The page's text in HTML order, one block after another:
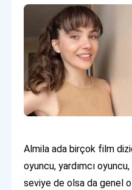
Almila ada birçok film
oyuncu, yardımcı
seviye de olsa da genel